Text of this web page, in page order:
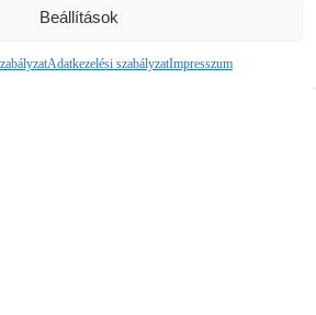
Beállítások
Adatkezelési szabályzatImpresszum
pénteken találkozott több
irányuló, jókedélyű